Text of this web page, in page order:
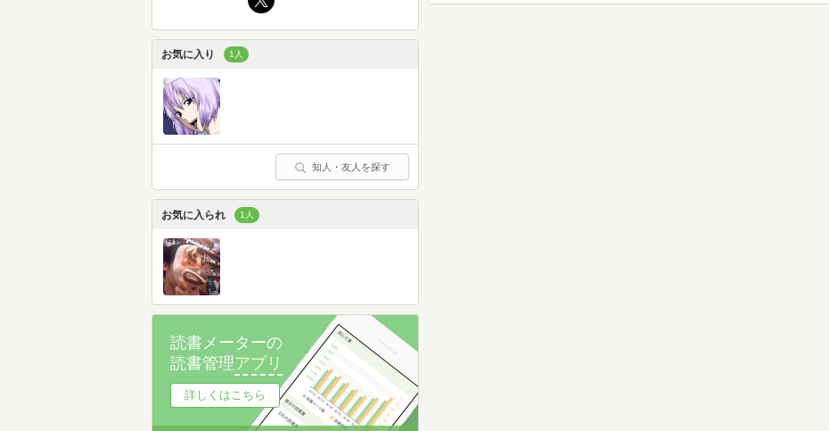
お気に入り 1人
知人・友人を探す
お気に入られ 1人
読書メーターの
読書管理アプリ
詳しくはこちら